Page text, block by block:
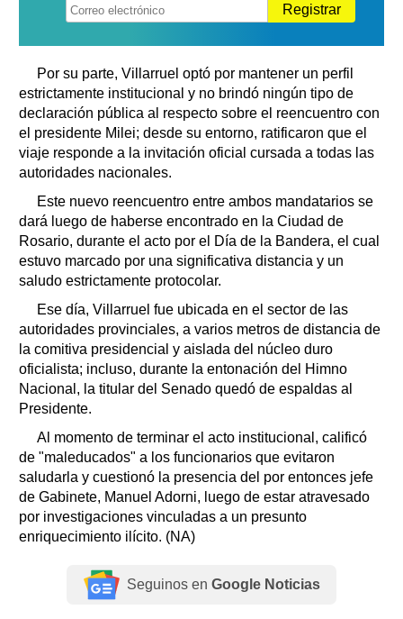
Registrar
Por su parte, Villarruel optó por mantener un perfil
estrictamente institucional y no brindó ningún tipo de
declaración pública al respecto sobre el reencuentro con
el presidente Milei; desde su entorno, ratificaron que el
viaje responde a la invitación oficial cursada a todas las
autoridades nacionales.
Este nuevo reencuentro entre ambos mandatarios se
dará luego de haberse encontrado en la Ciudad de
Rosario, durante el acto por el Día de la Bandera, el cual
estuvo marcado por una significativa distancia y un
saludo estrictamente protocolar.
Ese día, Villarruel fue ubicada en el sector de las
autoridades provinciales, a varios metros de distancia de
la comitiva presidencial y aislada del núcleo duro
oficialista; incluso, durante la entonación del Himno
Nacional, la titular del Senado quedó de espaldas al
Presidente.
Al momento de terminar el acto institucional, calificó
de "maleducados" a los funcionarios que evitaron
saludarla y cuestionó la presencia del por entonces jefe
de Gabinete, Manuel Adorni, luego de estar atravesado
por investigaciones vinculadas a un presunto
enriquecimiento ilícito. (NA)
Seguinos en Google Noticias